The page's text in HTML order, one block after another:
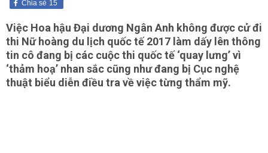
15
Chia sẻ
Việc Hoa hậu Đại dương Ngân Anh không được cử đi
thi Nữ hoàng du lịch quốc tế 2017 làm dấy lên thông
tin cô đang bị các cuộc thi quốc tế ‘quay lưng’ vì
‘thảm hoạ’ nhan sắc cũng như đang bị Cục nghệ
thuật biểu diễn điều tra về việc từng thẩm mỹ.